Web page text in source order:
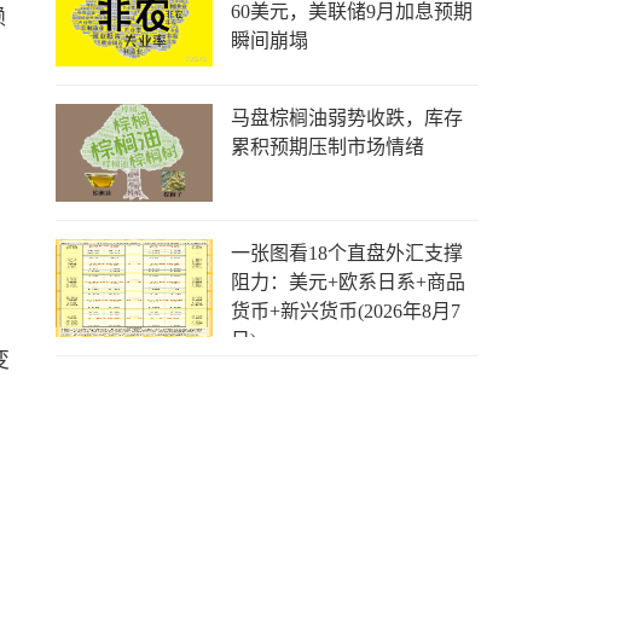
60美元，美联储9月加息预期
瞬间崩塌
马盘棕榈油弱势收跌，库存
累积预期压制市场情绪
一张图看18个直盘外汇支撑
阻力：美元+欧系日系+商品
货币+新兴货币(2026年8月7
日)